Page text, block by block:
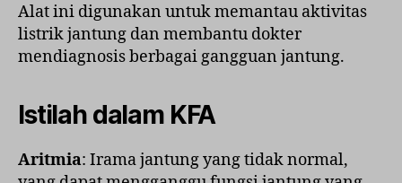
Alat ini digunakan untuk memantau aktivitas
listrik jantung dan membantu dokter
mendiagnosis berbagai gangguan jantung.
Istilah dalam KFA
Aritmia: Irama jantung yang tidak normal,